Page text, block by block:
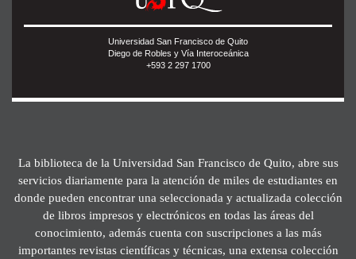
Universidad San Francisco de Quito
Diego de Robles y Vía Interoceánica
+593 2 297 1700
La biblioteca de la Universidad San Francisco de Quito, abre sus
servicios diariamente para la atención de miles de estudiantes en
donde pueden encontrar una seleccionada y actualizada colección
de libros impresos y electrónicos en todas las áreas del
conocimiento, además cuenta con suscripciones a las más
importantes revistas científicas y técnicas, una extensa colección